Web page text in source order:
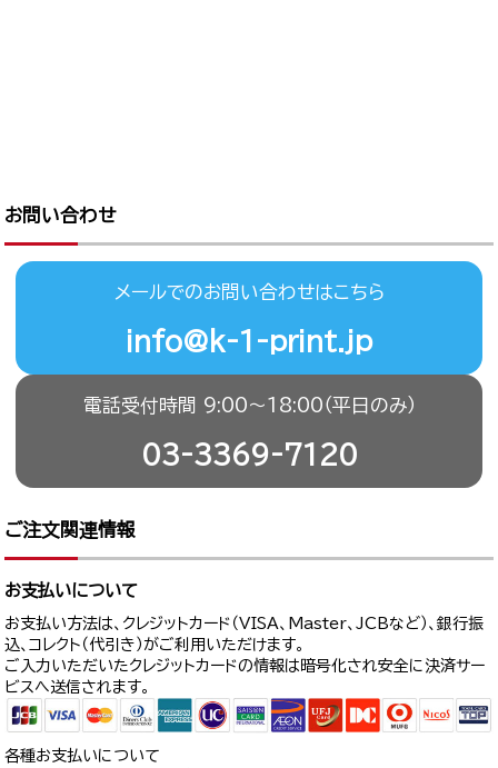
お問い合わせ
メールでのお問い合わせはこちら
info@k-1-print.jp
電話受付時間 9:00〜18:00（平日のみ）
03-3369-7120
ご注文関連情報
お支払いについて
お支払い方法は、クレジットカード（VISA、Master、JCBなど）、銀行振
込、コレクト（代引き）がご利用いただけます。
ご入力いただいたクレジットカードの情報は暗号化され安全に決済サー
ビスへ送信されます。
各種お支払いについて